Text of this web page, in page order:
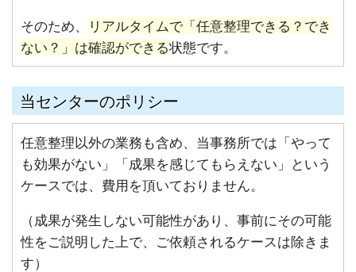
そのため、
リアルタイムで「任意整理できる？でき
ない？」は確認ができる状態です。
当センターのポリシー
任意整理以外の業務も含め、当事務所では「やって
も効果がない」「成果を感じてもらえない」という
ケースでは、費用を頂いておりません。
（成果が発生しない可能性があり、事前にその可能
性をご説明した上で、ご依頼されるケースは除きま
す）